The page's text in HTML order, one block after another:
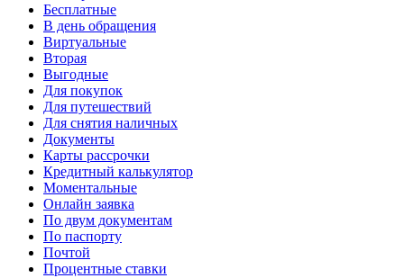
Бесплатные
В день обращения
Виртуальные
Вторая
Выгодные
Для покупок
Для путешествий
Для снятия наличных
Документы
Карты рассрочки
Кредитный калькулятор
Моментальные
Онлайн заявка
По двум документам
По паспорту
Почтой
Процентные ставки